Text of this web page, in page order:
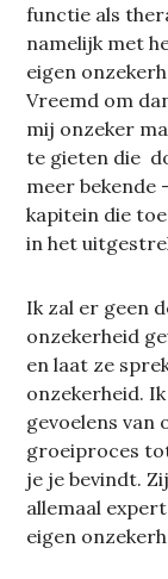
functie als
namelijk met
eigen
Vreemd om
mij onzeker
te gieten die
meer bekende
kapitein die
in het
Ik zal er geen
onzekerheid
en laat ze
onzekerheid.
gevoelens van
groeiproces tot
je je bevindt.
allemaal
eigen